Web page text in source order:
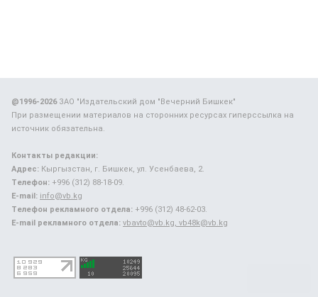
@1996-2026ЗАО "Издательский дом "Вечерний Бишкек"
При размещении материалов на сторонних ресурсах гиперссылка на
источник обязательна.
Контакты редакции:
Адрес: Кыргызстан, г. Бишкек, ул. Усенбаева, 2.
Телефон: +996 (312) 88-18-09.
E-mail: info@vb.kg
Телефон рекламного отдела: +996 (312) 48-62-03.
E-mail рекламного отдела: vbavto@vb.kg, vb48k@vb.kg